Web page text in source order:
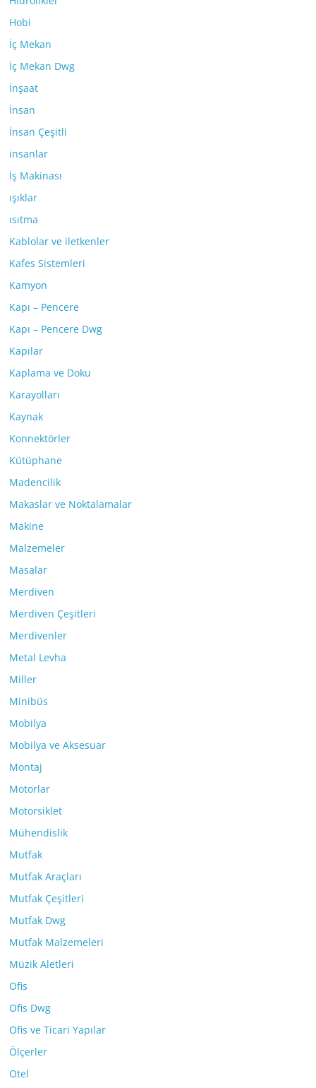
Hobi
İç Mekan
İç Mekan Dwg
İnşaat
İnsan
İnsan Çeşitli
insanlar
İş Makinası
ışıklar
ısıtma
Kablolar ve iletkenler
Kafes Sistemleri
Kamyon
Kapı – Pencere
Kapı – Pencere Dwg
Kapılar
Kaplama ve Doku
Karayolları
Kaynak
Konnektörler
Kütüphane
Madencilik
Makaslar ve Noktalamalar
Makine
Malzemeler
Masalar
Merdiven
Merdiven Çeşitleri
Merdivenler
Metal Levha
Miller
Minibüs
Mobilya
Mobilya ve Aksesuar
Montaj
Motorlar
Motorsiklet
Mühendislik
Mutfak
Mutfak Araçları
Mutfak Çeşitleri
Mutfak Dwg
Mutfak Malzemeleri
Müzik Aletleri
Ofis
Ofis Dwg
Ofis ve Ticari Yapılar
Ölçerler
Otel